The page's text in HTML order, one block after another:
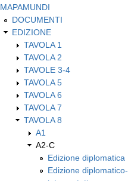
MAPAMUNDI
DOCUMENTI
EDIZIONE
TAVOLA 1
TAVOLA 2
TAVOLE 3-4
TAVOLA 5
TAVOLA 6
TAVOLA 7
TAVOLA 8
A1
A2-C
Edizione diplomatica
Edizione diplomatico-